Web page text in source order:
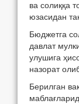
ва солиққа
юзасидан
Бюджетга
давлат
улушига
назорат
Берилган